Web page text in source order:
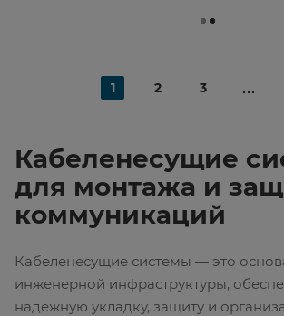
1 2 3
Кабеленесущие
для монтажа и
коммуникаций
Кабеленесущие системы — это
инженерной инфраструктуры,
надёжную укладку, защиту и